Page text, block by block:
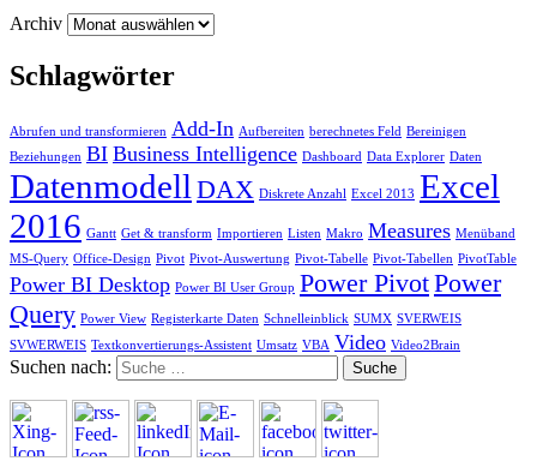
Archiv
Schlagwörter
Abrufen und transformieren Add-In Aufbereiten berechnetes Feld Bereinigen
Beziehungen BI Business Intelligence Dashboard Data Explorer Daten
Datenmodell DAX Diskrete Anzahl Excel 2013 Excel
2016 Gantt Get & transform Importieren Listen Makro Measures Menüband
MS-Query Office-Design Pivot Pivot-Auswertung Pivot-Tabelle Pivot-Tabellen PivotTable
Power BI Desktop Power BI User Group Power PivotPower
Query Power View Registerkarte Daten Schnelleinblick SUMX SVERWEIS
SVWERWEIS Textkonvertierungs-Assistent Umsatz VBA Video Video2Brain
Suchen nach: